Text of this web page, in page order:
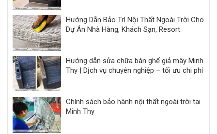
Hướng Dẫn Bảo Trì Nội Thất Ngoài Trời Cho
Dự Án Nhà Hàng, Khách Sạn, Resort
Hướng dẫn sửa chữa bàn ghế giả mây Minh
Thy | Dịch vụ chuyên nghiệp – tối ưu chi phí
Chính sách bảo hành nội thất ngoài trời tại
Minh Thy